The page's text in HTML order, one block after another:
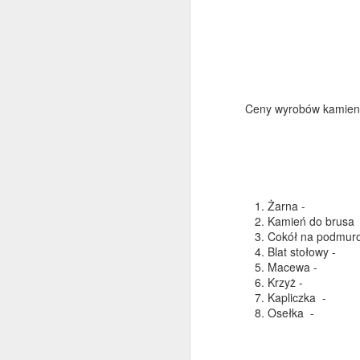
Ceny wyrobów
Kamień do
Cokół na
Blat